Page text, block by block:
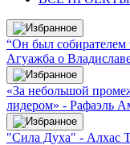
“Он был собирателем
Агуажба о
«За небольшой
лидером» - Рафаэль
"Сила Духа" - Алхас